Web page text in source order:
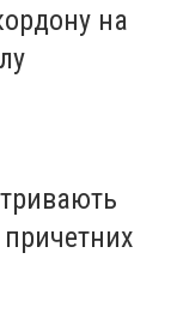
на
причетних